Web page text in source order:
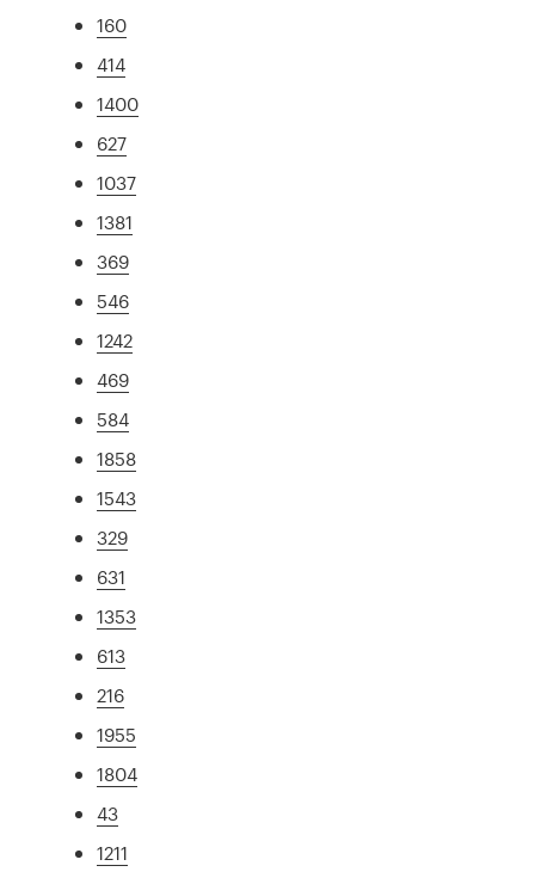
160
414
1400
627
1037
1381
369
546
1242
469
584
1858
1543
329
631
1353
613
216
1955
1804
43
1211